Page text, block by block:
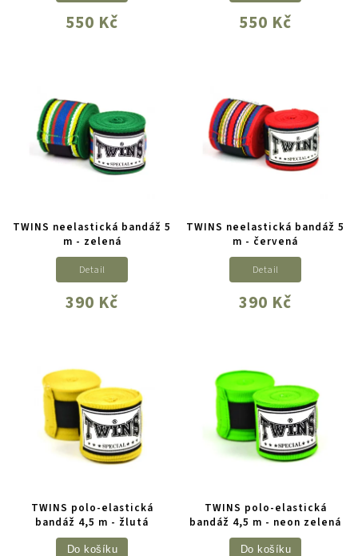
550 Kč 550 Kč
TWINS neelastická bandáž 5
m - zelená
390 Kč
Detail
TWINS neelastická bandáž 5
m - červená
390 Kč
Detail
TWINS polo-elastická
bandáž 4,5 m - žlutá
Do košíku
TWINS polo-elastická
bandáž 4,5 m - neon zelená
Do košíku